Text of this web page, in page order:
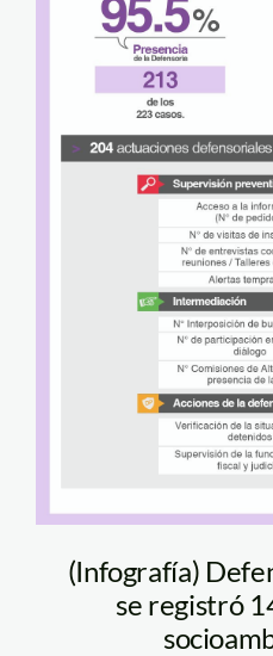
(Infografía)
se registró